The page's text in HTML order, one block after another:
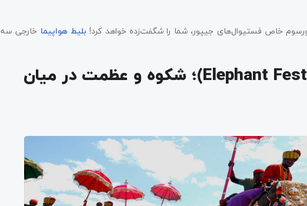
خاص فستیوال‌های جیپور، شما را شگفت‌زده خواهد کرد! بلیط هواپیما خارجی سه
۱. جشنواره فیل‌ها (Elephant Festival)؛ شکوه و عظمت در میان